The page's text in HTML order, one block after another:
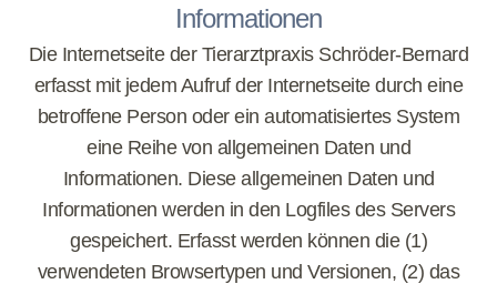
Informationen
Die Internetseite der Tierarztpraxis Schröder-Bernard
erfasst mit jedem Aufruf der Internetseite durch eine
betroffene Person oder ein automatisiertes System
eine Reihe von allgemeinen Daten und
Informationen. Diese allgemeinen Daten und
Informationen werden in den Logfiles des Servers
gespeichert. Erfasst werden können die (1)
verwendeten Browsertypen und Versionen, (2) das